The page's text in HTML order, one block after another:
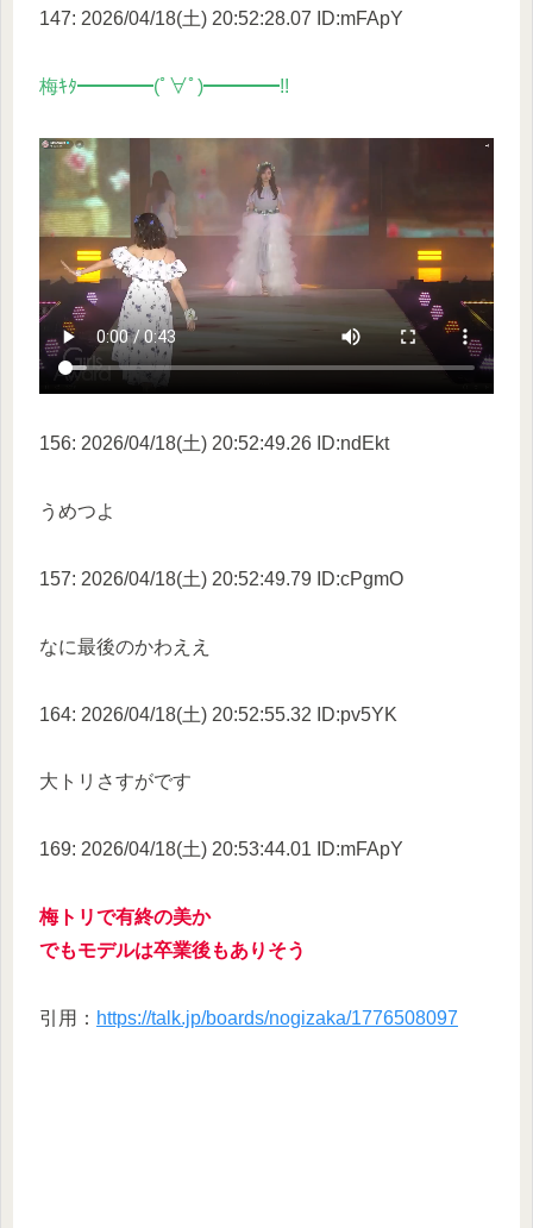
147: 2026/04/18(土) 20:52:28.07 ID:mFApY
梅ｷﾀ━━━━(ﾟ∀ﾟ)━━━━!!
156: 2026/04/18(土) 20:52:49.26 ID:ndEkt
うめつよ
157: 2026/04/18(土) 20:52:49.79 ID:cPgmO
なに最後のかわええ
164: 2026/04/18(土) 20:52:55.32 ID:pv5YK
大トリさすがです
169: 2026/04/18(土) 20:53:44.01 ID:mFApY
梅トリで有終の美か
でもモデルは卒業後もありそう
引用： https://talk.jp/boards/nogizaka/1776508097